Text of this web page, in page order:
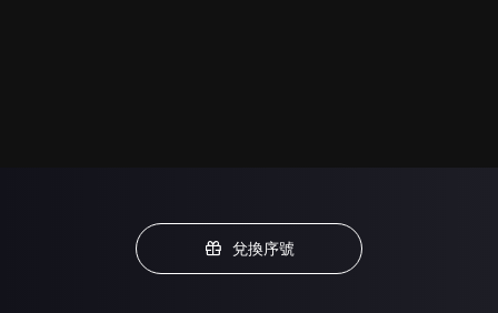
兌換序號